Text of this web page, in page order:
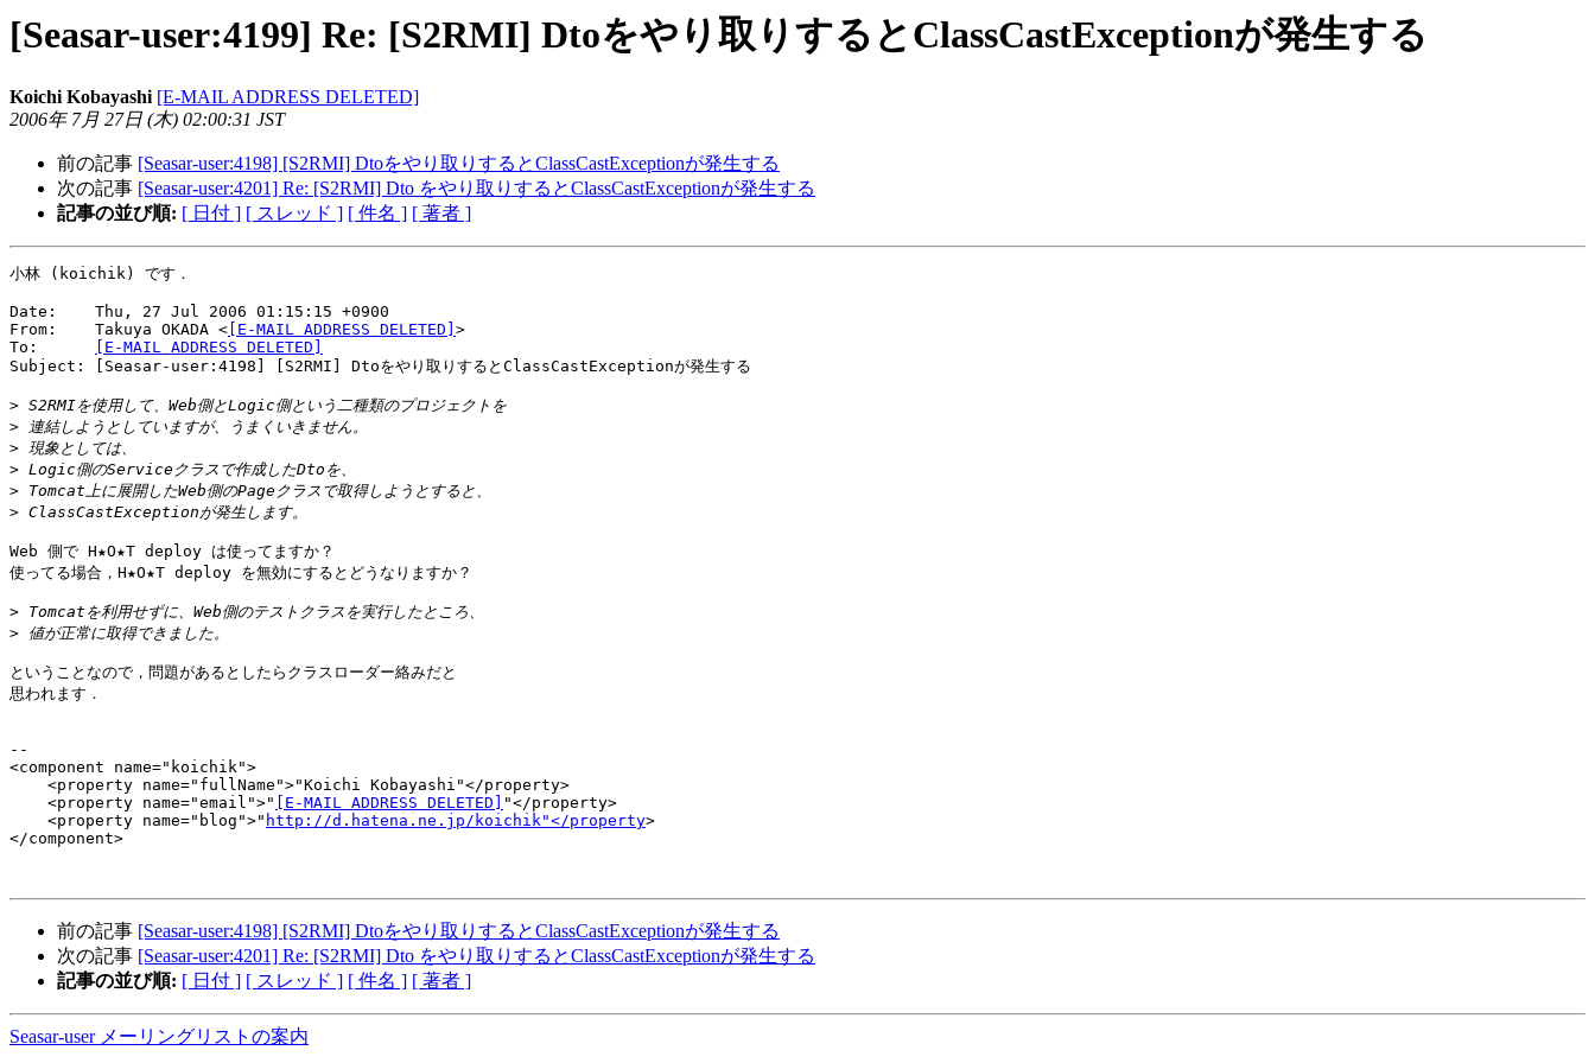
[Seasar-user:4199] Re: [S2RMI] Dtoをやり取りするとClassCastExceptionが発生する
Koichi Kobayashi [E-MAIL ADDRESS DELETED]
2006年 7月 27日 (木) 02:00:31 JST
前の記事 [Seasar-user:4198] [S2RMI] Dtoをやり取りするとClassCastExceptionが発生する
次の記事 [Seasar-user:4201] Re: [S2RMI] Dto をやり取りするとClassCastExceptionが発生する
記事の並び順: [ 日付 ] [ スレッド ] [ 件名 ] [ 著者 ]
小林 (koichik) です．
Date:    Thu, 27 Jul 2006 01:15:15 +0900
From:    Takuya OKADA < [E-MAIL ADDRESS DELETED] >
To:
[E-MAIL ADDRESS DELETED]
Subject: [Seasar-user:4198] [S2RMI] Dtoをやり取りするとClassCastExceptionが発生する
>
>
>
>
>
>
Web 側で H★O★T deploy は使ってますか？
使ってる場合，H★O★T deploy を無効にするとどうなりますか？
>
>
ということなので，問題があるとしたらクラスローダー絡みだと
思われます．
--
<component name="koichik">
    <property name="fullName">"Koichi Kobayashi"</property>
    <property name="email">"
[E-MAIL ADDRESS DELETED]
"</property>
    <property name="blog">"
http://d.hatena.ne.jp/koichik"</property>
</component>
前の記事 [Seasar-user:4198] [S2RMI] Dtoをやり取りするとClassCastExceptionが発生する
次の記事 [Seasar-user:4201] Re: [S2RMI] Dto をやり取りするとClassCastExceptionが発生する
記事の並び順: [ 日付 ] [ スレッド ] [ 件名 ] [ 著者 ]
Seasar-user メーリングリストの案内